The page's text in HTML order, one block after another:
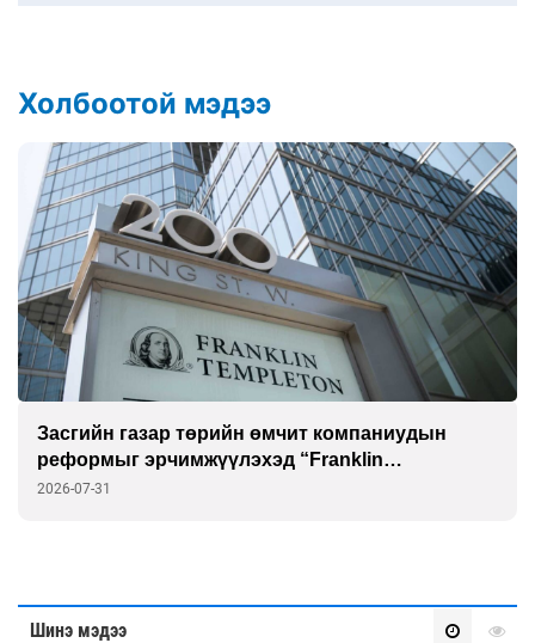
Холбоотой мэдээ
Засгийн газар төрийн өмчит компаниудын
реформыг эрчимжүүлэхэд “Franklin
Templeton”-той хамтарна
2026-07-31
Шинэ мэдээ